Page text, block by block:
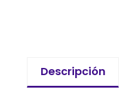
Descripción